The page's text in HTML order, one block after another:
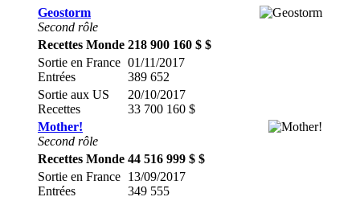
Geostorm
Second rôle
Recettes Monde 218 900 160 $ $
Sortie en France
Entrées
01/11/2017
389 652
Sortie aux US
Recettes
20/10/2017
33 700 160 $
Mother!
Second rôle
Recettes Monde 44 516 999 $ $
Sortie en France
Entrées
13/09/2017
349 555